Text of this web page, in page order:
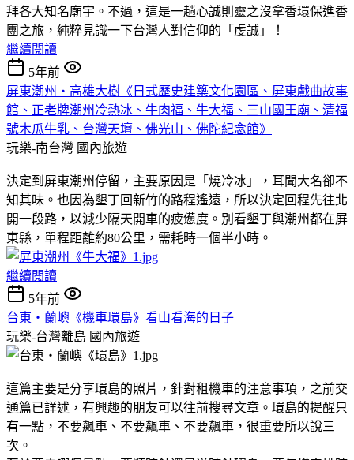
拜各大知名廟宇。不過，這是一趟心誠則靈之沒拿香環保進香
團之旅，純粹見識一下台灣人對信仰的「虔誠」！
繼續閱讀
5年前
屏東潮州‧高雄大樹《日式歷史建築文化園區、屏東戲曲故事
館、正老牌潮州冷熱冰、牛肉福、牛大福、三山國王廟、清福
號木瓜牛乳、台灣天壇、佛光山、佛陀紀念館》
玩樂-南台灣 國內旅遊
決定到屏東潮州停留，主要原因是「燒冷冰」，耳聞大名卻不
知其味。也因為墾丁回新竹的路程遙遠，所以決定回程先往北
開一段路，以減少隔天開車的疲憊度。別看墾丁與潮州都在屏
東縣，單程距離約80公里，需耗時一個半小時。
繼續閱讀
5年前
台東‧蘭嶼《機車環島》看山看海的日子
玩樂-台灣離島 國內旅遊
這篇主要是分享環島的照片，針對租機車的注意事項，之前交
通篇已詳述，有興趣的朋友可以往前搜尋文章。環島的提醒只
有一點，不要飆車、不要飆車、不要飆車，很重要所以說三
次。